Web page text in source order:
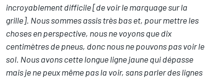
incroyablement difficile [de voir le marquage sur la
grille]. Nous sommes assis très bas et, pour mettre les
choses en perspective, nous ne voyons que dix
centimètres de pneus, donc nous ne pouvons pas voir le
sol. Nous avons cette longue ligne jaune qui dépasse
mais je ne peux même pas la voir, sans parler des lignes